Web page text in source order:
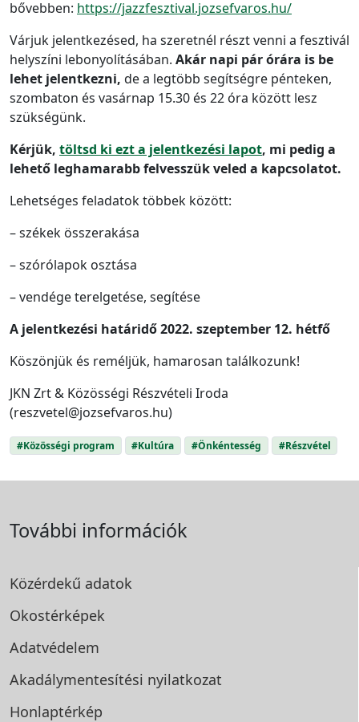
bővebben: https://jazzfesztival.jozsefvaros.hu/
Várjuk jelentkezésed, ha szeretnél részt venni a fesztivál
helyszíni lebonyolításában. Akár napi pár órára is be
lehet jelentkezni, de a legtöbb segítségre pénteken,
szombaton és vasárnap 15.30 és 22 óra között lesz
szükségünk.
Kérjük, töltsd ki ezt a jelentkezési lapot, mi pedig a
lehető leghamarabb felvesszük veled a kapcsolatot.
Lehetséges feladatok többek között:
– székek összerakása
– szórólapok osztása
– vendége terelgetése, segítése
A jelentkezési határidő 2022. szeptember 12. hétfő
Köszönjük és reméljük, hamarosan találkozunk!
JKN Zrt & Közösségi Részvételi Iroda
(reszvetel@jozsefvaros.hu)
#Közösségi program #Kultúra #Önkéntesség #Részvétel
További információk
Közérdekű adatok
Okostérképek
Adatvédelem
Akadálymentesítési nyilatkozat
Honlaptérkép